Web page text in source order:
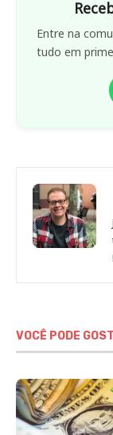
Entre na
tudo em
VOCÊ PODE